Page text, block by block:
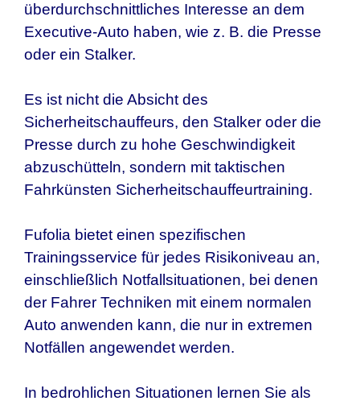
überdurchschnittliches Interesse an dem
Executive-Auto haben, wie z. B. die Presse
oder ein Stalker.
Es ist nicht die Absicht des
Sicherheitschauffeurs, den Stalker oder die
Presse durch zu hohe Geschwindigkeit
abzuschütteln, sondern mit taktischen
Fahrkünsten Sicherheitschauffeurtraining.
Fufolia bietet einen spezifischen
Trainingsservice für jedes Risikoniveau an,
einschließlich Notfallsituationen, bei denen
der Fahrer Techniken mit einem normalen
Auto anwenden kann, die nur in extremen
Notfällen angewendet werden.
In bedrohlichen Situationen lernen Sie als